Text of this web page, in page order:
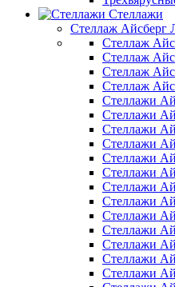
Стеллажи
Стеллаж Айсберг
Стеллаж
Стеллаж
Стеллаж
Стеллаж
Стеллажи
Стеллажи
Стеллажи
Стеллажи
Стеллажи
Стеллажи
Стеллажи
Стеллажи
Стеллажи
Стеллажи
Стеллажи
Стеллажи
Стеллажи